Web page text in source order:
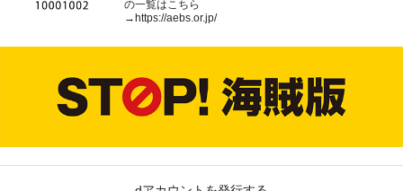
の一覧はこちら
→ https://aebs.or.jp/